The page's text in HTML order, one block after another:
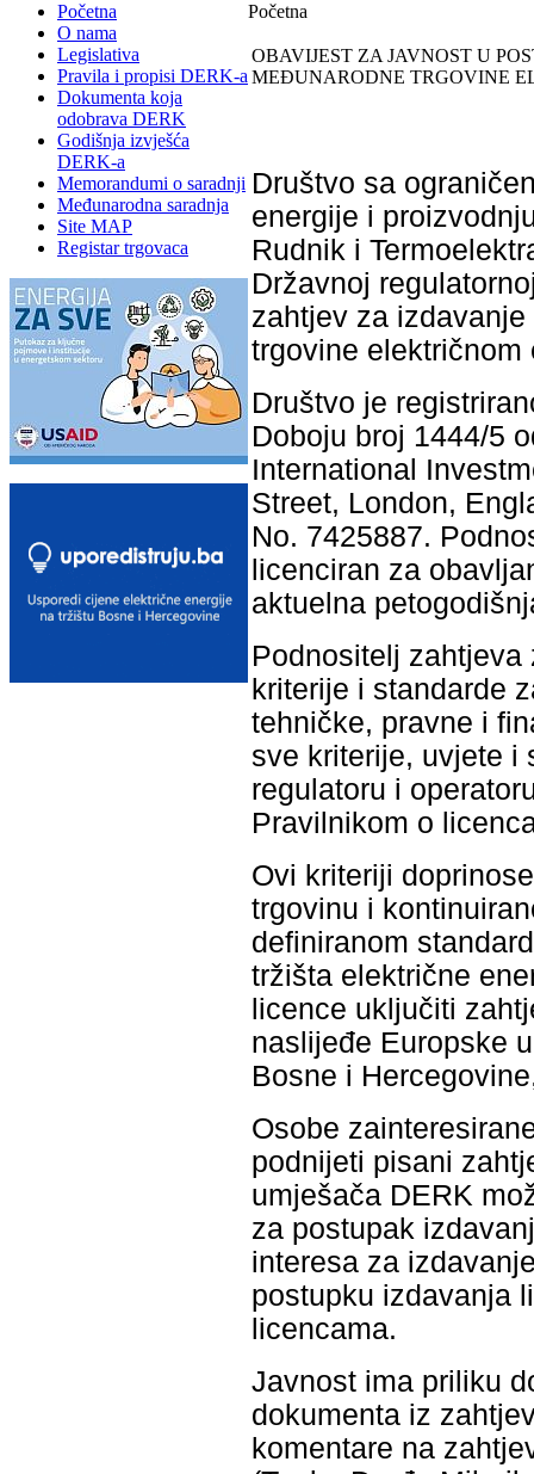
Početna
O nama
Legislativa
Pravila i propisi DERK-a
Dokumenta koja
odobrava DERK
Godišnja izvješća
DERK-a
Memorandumi o saradnji
Međunarodna saradnja
Site MAP
Registar trgovaca
Početna
OBAVIJEST ZA JAVNOST U
MEĐUNARODNE TRGOVINE
Društvo sa
energije i
Rudnik i
Državnoj
zahtjev za
trgovine električnom
Društvo je
Doboju broj 1444/5
International
Street, London,
No. 7425887.
licenciran za
aktuelna
Podnositelj
kriterije i standarde
tehničke, pravne i
sve kriterije, uvjete i
regulatoru i
Pravilnikom o
Ovi kriteriji
trgovinu i
definiranom
tržišta električne
licence uključiti
naslijeđe Europske
Bosne i
Osobe
podnijeti pisani
umješača DERK
za postupak
interesa za
postupku izdavanja
licencama.
Javnost ima priliku
dokumenta iz
komentare na